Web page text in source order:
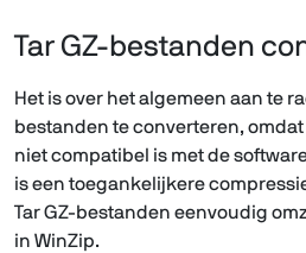
Tar GZ-bestanden
Het is over het algemeen aan te
bestanden te converteren,
niet compatibel is met de
is een toegankelijkere
Tar GZ-bestanden eenvoudig
in WinZip.